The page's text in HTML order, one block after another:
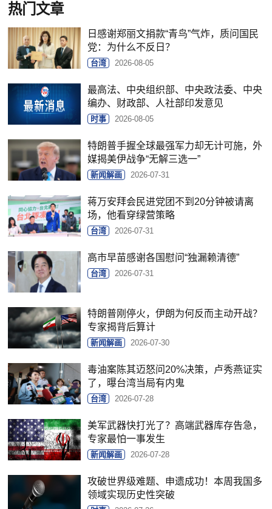
热门文章
日感谢郑丽文捐款“青鸟”气炸，质问国民
党：为什么不反日？
台湾 2026-08-05
最高法、中央组织部、中央政法委、中央
编办、财政部、人社部印发意见
时事 2026-08-05
特朗普手握全球最强军力却无计可施，外
媒揭美伊战争“无解三选一”
新闻解画 2026-07-31
蒋万安拜会民进党团不到20分钟被请离
场，他看穿绿营策略
台湾 2026-07-31
高市早苗感谢各国慰问“独漏赖清德”
台湾 2026-07-31
特朗普刚停火，伊朗为何反而主动开战？
专家揭背后算计
新闻解画 2026-07-30
毒油案陈其迈怒问20%决策，卢秀燕证实
了，曝台湾当局有内鬼
台湾 2026-07-28
美军武器快打光了？高端武器库存告急，
专家最怕一事发生
新闻解画 2026-07-28
攻破世界级难题、申遗成功！本周我国多
领域实现历史性突破